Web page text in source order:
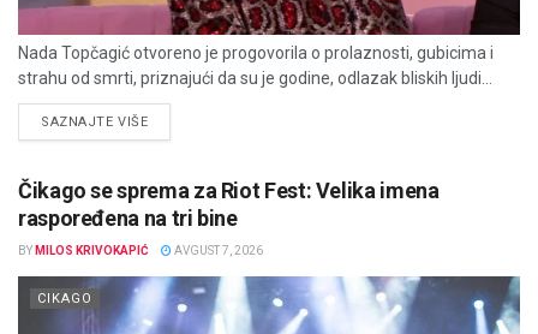
Nada Topčagić otvoreno je progovorila o prolaznosti, gubicima i
strahu od smrti, priznajući da su je godine, odlazak bliskih ljudi...
SAZNAJTE VIŠEDETAILS
Čikago se sprema za Riot Fest: Velika imena
raspoređena na tri bine
BY MILOS KRIVOKAPIĆ AVGUST 7, 2026
CIKAGO